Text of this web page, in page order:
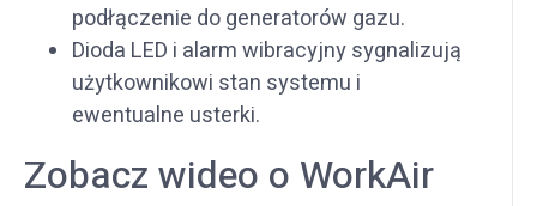
podłączenie do generatorów gazu.
Dioda LED i alarm wibracyjny sygnalizują
użytkownikowi stan systemu i
ewentualne usterki.
Zobacz wideo o WorkAir